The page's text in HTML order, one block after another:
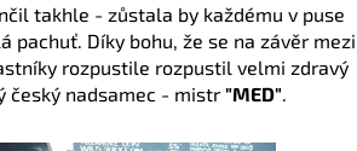
takhle - zůstala by každému v puse
pachuť. Díky bohu, že se na závěr mezi
rozpustile rozpustil velmi zdravý
český nadsamec - mistr "MED"